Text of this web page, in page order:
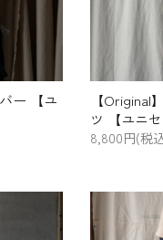
ー 【ユ
【Original
ツ 【ユニ
8,800円(税